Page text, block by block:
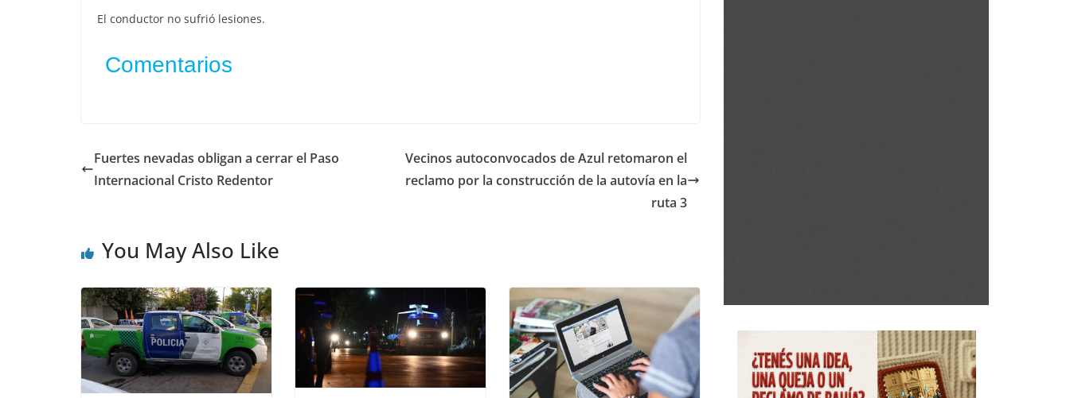
El conductor no sufrió lesiones.
Comentarios
Fuertes nevadas obligan a cerrar el Paso
Internacional Cristo Redentor
Vecinos autoconvocados de Azul retomaron el
reclamo por la construcción de la autovía en la
ruta 3
You May Also Like